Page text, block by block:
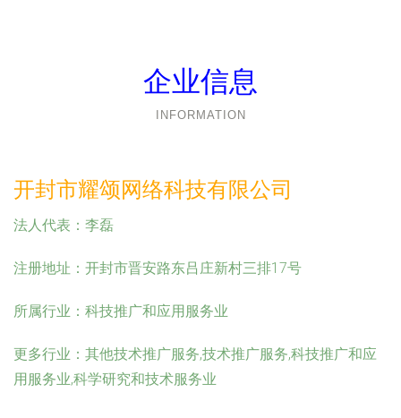
企业信息
INFORMATION
开封市耀颂网络科技有限公司
法人代表： 李磊
注册地址： 开封市晋安路东吕庄新村三排17号
所属行业： 科技推广和应用服务业
更多行业： 其他技术推广服务,技术推广服务,科技推广和应
用服务业,科学研究和技术服务业